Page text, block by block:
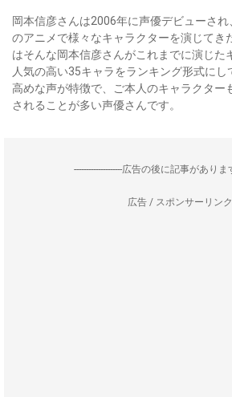
岡本信彦さんは2006年に声優デビューさ
のアニメで様々なキャラクターを演じてき
はそんな岡本信彦さんがこれまでに演じた
人気の高い35キャラをランキング形式にし
高めな声が特徴で、ご本人のキャラクター
されることが多い声優さんです。
--------------------広告の後に記事がありま
広告 / スポンサーリンク